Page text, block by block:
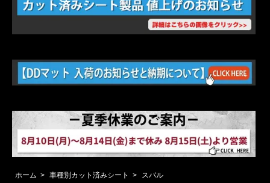
ホーム > 車種別カット済みシート >
スバル